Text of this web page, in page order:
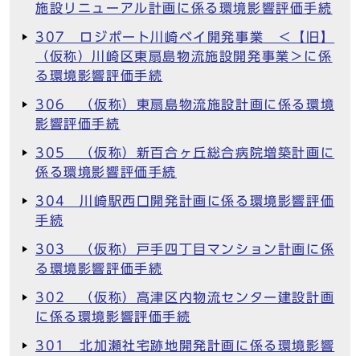
施設リニューアル計画に係る環境影響評価手続
307 ロジポート川崎ベイ開発事業 ＜【旧】
（仮称）川崎区東扇島物流施設開発事業＞に係
る環境影響評価手続
306 （仮称）東扇島物流施設計画に係る環境
影響評価手続
305 （仮称）新百合ヶ丘総合病院増築計画に
係る環境影響評価手続
304 川崎駅西口開発計画に係る環境影響評価
手続
303 （仮称）戸手四丁目マンション計画に係
る環境影響評価手続
302 （仮称）高津区内物流センター建設計画
に係る環境影響評価手続
301 北加瀬社宅跡地開発計画に係る環境影響